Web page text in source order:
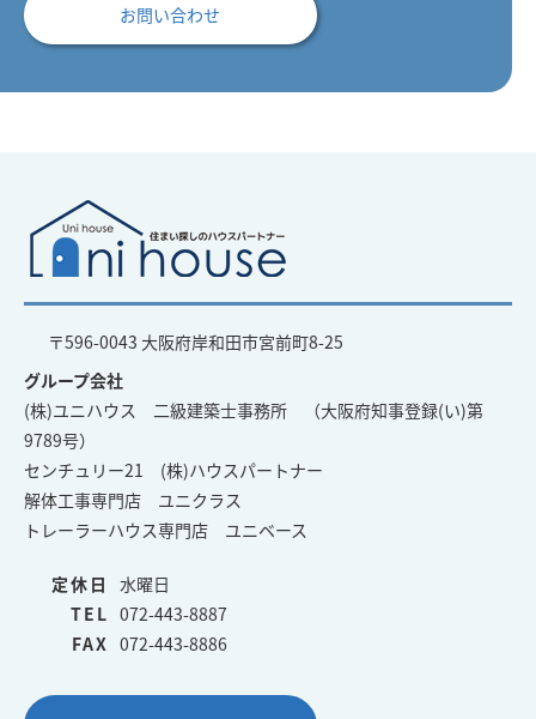
お問い合わせ
〒596-0043 大阪府岸和田市宮前町8-25
グループ会社
(株)ユニハウス 二級建築士事務所 （大阪府知事登録(い)第
9789号）
センチュリー21 (株)ハウスパートナー
解体工事専門店 ユニクラス
トレーラーハウス専門店 ユニベース
定休日
水曜日
TEL 072-443-8887
FAX 072-443-8886